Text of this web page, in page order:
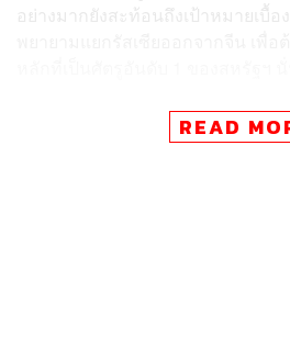
อย่างมากยังสะท้อนถึงเป้าหมายเบื้
ในขณะที่รัสเซีย-จีนมีความสัมพันธ์ที่
ของประธานาธิบดีปูตินและประธาน
READ